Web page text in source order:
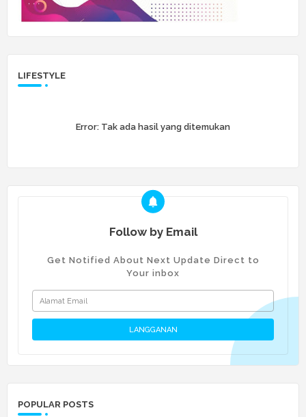
LIFESTYLE
Error: Tak ada hasil yang ditemukan
Follow by Email
Get Notified About Next Update Direct to
Your inbox
POPULAR POSTS